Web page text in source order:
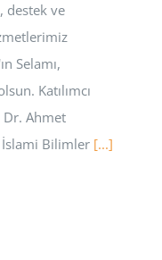
destek ve
Selamı,
Katılımcı
Dr. Ahmet
İslami Bilimler [...]